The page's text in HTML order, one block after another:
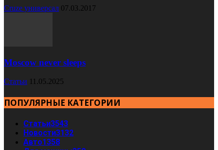
Cruze универсал 07.03.2017
Moscow never sleeps
Статьи 11.05.2025
ПОПУЛЯРНЫЕ КАТЕГОРИИ
Статьи3543
Новости3132
Авто1358